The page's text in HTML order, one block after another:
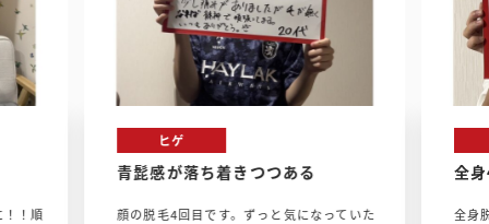
！順
ヒゲ
青髭感が落ち着きつつある
顔の脱毛4回目です。ずっと気になっていた
全
全身